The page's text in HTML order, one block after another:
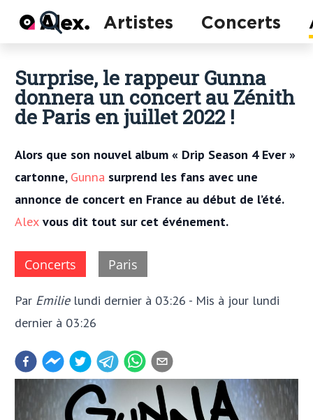
Artistes Concerts
Concerts
Surprise, le rappeur Gunna
donnera un concert au Zénith
de Paris en juillet 2022 !
Alors que son nouvel album « Drip Season 4 Ever »
cartonne, Gunna surprend les fans avec une
annonce de concert en France au début de l’été.
Alex vous dit tout sur cet événement.
Concerts Paris
Par Emilie lundi dernier à 03:26 - Mis à jour lundi
dernier à 03:26